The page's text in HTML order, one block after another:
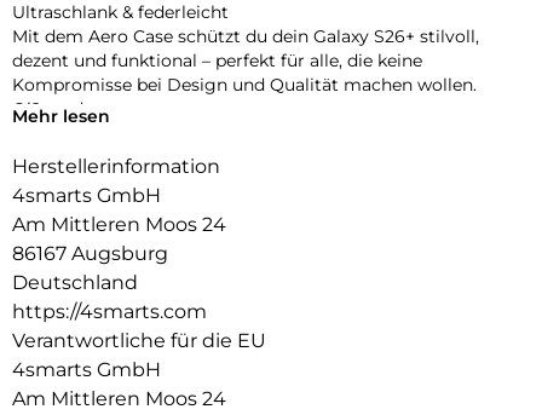
Ultraschlank & federleicht
Mit dem Aero Case schützt du dein Galaxy S26+ stilvoll,
dezent und funktional – perfekt für alle, die keine
Kompromisse bei Design und Qualität machen wollen.
Qi2 ready
Der integrierte Magnetring ermöglicht nahtloses Andocken
Griffige Anti-Rutsch-Kanten
Die griffigen Anti-Rutsch-Kanten sorgen für sicheren Halt im
Alltag, ohne das schlanke Format des Galaxy S26+ zu
beeinträchtigen.
Transparent-matte Rückseite mit strukturierter Optik
Die transparente Rückseite mit markanter Riffelstruktur
verleiht dem Case einen modernen, technischen Stil, der
nicht nur optisch beeindruckt, sondern sich auch
hervorragend anfühlt.
Mehr lesen
Herstellerinformation
4smarts GmbH
Am Mittleren Moos 24
86167 Augsburg
Deutschland
https://4smarts.com
Verantwortliche für die EU
4smarts GmbH
Am Mittleren Moos 24